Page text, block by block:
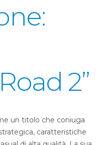
2”
un titolo che coniuga
caratteristiche